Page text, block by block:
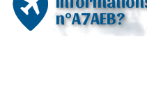
n°A7AEB?